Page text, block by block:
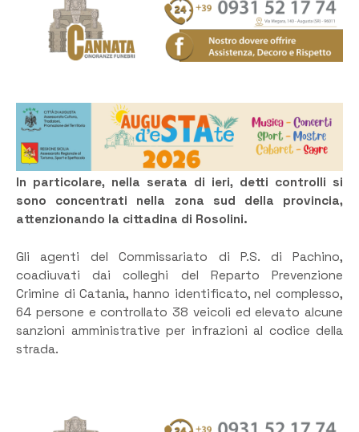
In particolare, nella serata di ieri, detti controlli si
sono concentrati nella zona sud della provincia,
attenzionando la cittadina di Rosolini.
Gli agenti del Commissariato di P.S. di Pachino,
coadiuvati dai colleghi del Reparto Prevenzione
Crimine di Catania, hanno identificato, nel complesso,
64 persone e controllato 38 veicoli ed elevato alcune
sanzioni amministrative per infrazioni al codice della
strada.